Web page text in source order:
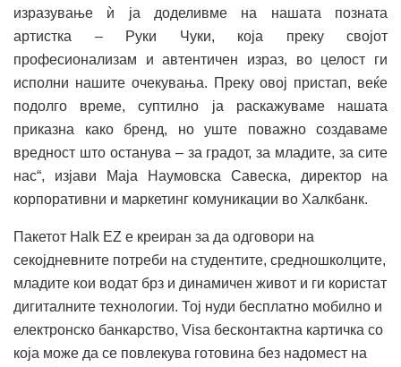
изразување ѝ ја доделивме на нашата позната
артистка – Руки Чуки, која преку својот
професионализам и автентичен израз, во целост ги
исполни нашите очекувања. Преку овој пристап, веќе
подолго време, суптилно ја раскажуваме нашата
приказна како бренд, но уште поважно создаваме
вредност што останува – за градот, за младите, за сите
нас“, изјави Маја Наумовска Савеска, директор на
корпоративни и маркетинг комуникации во Халкбанк.
Пакетот Halk EZ е креиран за да одговори на
секојдневните потреби на студентите, средношколците,
младите кои водат брз и динамичен живот и ги користат
дигиталните технологии. Тој нуди бесплатно мобилно и
електронско банкарство, Visa бесконтактна картичка со
која може да се повлекува готовина без надомест на